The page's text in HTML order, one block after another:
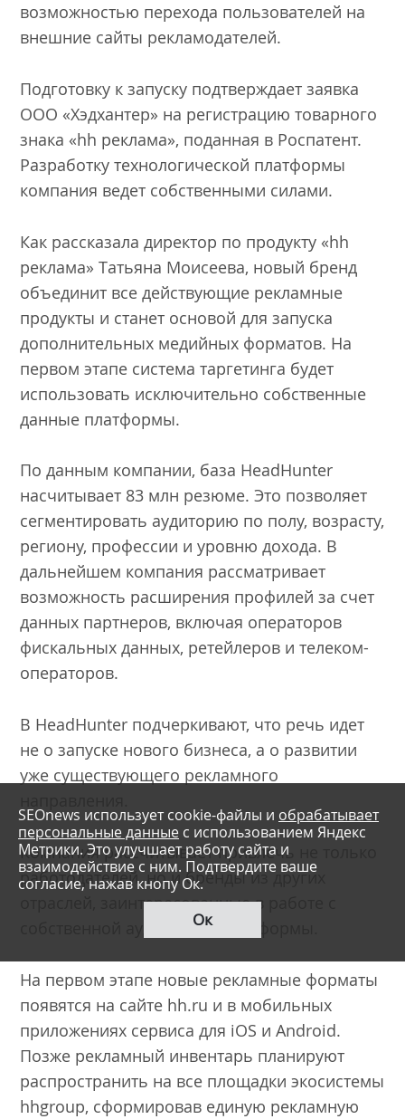
возможностью перехода пользователей на
внешние сайты рекламодателей.
Подготовку к запуску подтверждает заявка
ООО «Хэдхантер» на регистрацию товарного
знака «hh реклама», поданная в Роспатент.
Разработку технологической платформы
компания ведет собственными силами.
Как рассказала директор по продукту «hh
реклама» Татьяна Моисеева, новый бренд
объединит все действующие рекламные
продукты и станет основой для запуска
дополнительных медийных форматов. На
первом этапе система таргетинга будет
использовать исключительно собственные
данные платформы.
По данным компании, база HeadHunter
насчитывает 83 млн резюме. Это позволяет
сегментировать аудиторию по полу, возрасту,
региону, профессии и уровню дохода. В
дальнейшем компания рассматривает
возможность расширения профилей за счет
данных партнеров, включая операторов
фискальных данных, ретейлеров и телеком-
операторов.
В HeadHunter подчеркивают, что речь идет
не о запуске нового бизнеса, а о развитии
уже существующего рекламного
Компания рассчитывает привлечь не только
работодателей, но и бренды из других
отраслей, заинтересованные в работе с
собственной аудиторией платформы.
На первом этапе новые рекламные форматы
появятся на сайте hh.ru и в мобильных
приложениях сервиса для iOS и Android.
Позже рекламный инвентарь планируют
распространить на все площадки экосистемы
hhgroup, сформировав единую рекламную
SEOnews использует cookie-файлы и обрабатывает
персональные данные с использованием Яндекс
Метрики. Это улучшает работу сайта и
взаимодействие с ним. Подтвердите ваше
согласие, нажав кнопу Ок.
Ок